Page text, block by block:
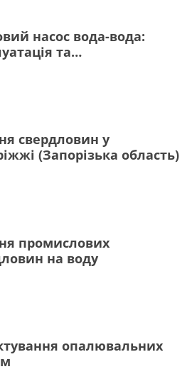
насос вода-вода:
та
свердловин у
(Запорізька область)
промислових
на воду
опалювальних